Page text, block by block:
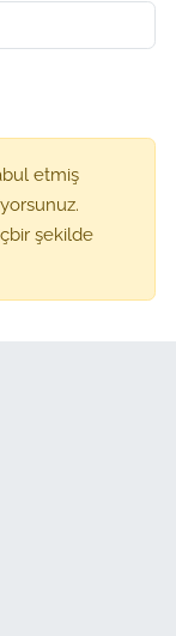
etmiş
şekilde